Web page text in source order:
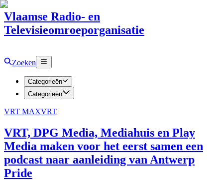
Vlaamse Radio- en
Televisieomroeporganisatie
Zoeken
Categorieën
Categorieën
VRT MAXVRT
VRT, DPG Media, Mediahuis en Play
Media maken voor het eerst samen een
podcast naar aanleiding van Antwerp
Pride